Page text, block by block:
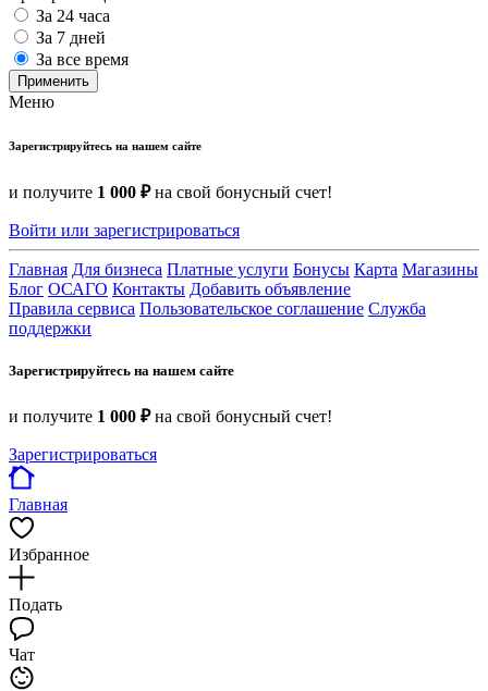
За 24 часа
За 7 дней
За все время
Применить
Меню
Зарегистрируйтесь на нашем сайте
и получите 1 000 ₽на свой бонусный счет!
Войти или зарегистрироваться
Главная Для бизнеса Платные услуги Бонусы Карта Магазины
Блог ОСАГО Контакты Добавить объявление
Правила сервиса Пользовательское соглашение Служба
поддержки
Зарегистрируйтесь на нашем сайте
и получите 1 000 ₽на свой бонусный счет!
Зарегистрироваться
Главная
Избранное
Подать
Чат